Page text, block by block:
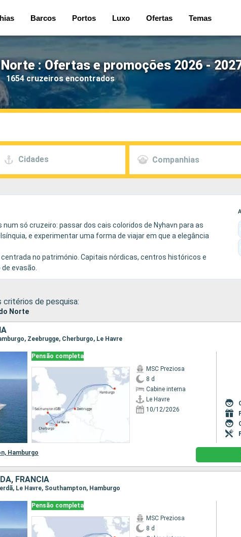
Barcos Portos Luxo Ofertas Temas
: Ofertas e promoções 2026 -
1654 cruzeiros encontrados
Cidades Companhias
só cruzeiro: passar dos cais coloridos de Nyhavn para as
e experimentar uma forma de viajar em que a elegância
no património. Capitais nórdicas, centros históricos e
evasão.
critérios de pesquisa:
Norte
Zeebrugge, Cherburgo, Le Havre
Pensão completa
MSC Preziosa
8 d
Cabine interna
Le Havre
10/12/2026
Hamburgo
FRANCIA
Le Havre, Southampton, Hamburgo
Pensão completa
MSC Preziosa
8 d